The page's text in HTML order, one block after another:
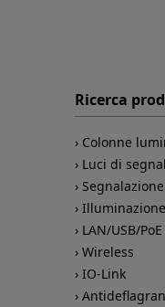
Ricerca
Colonne
Luci di
LAN/USB/PoE
Wireless
IO-Link